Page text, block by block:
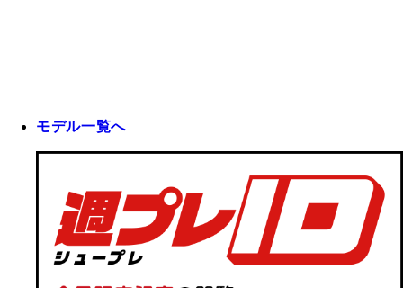
モデル一覧へ